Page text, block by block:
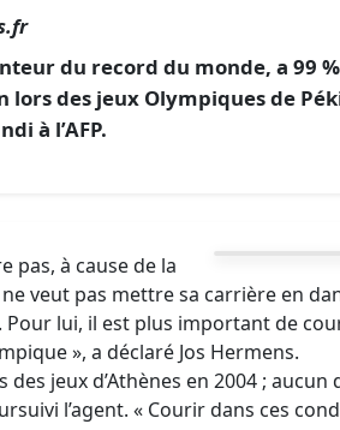
du record du monde, a 99
des jeux Olympiques de
à l’AFP.
pas, à cause de la
veut pas mettre sa carrière en
Pour lui, il est plus important de
», a déclaré Jos Hermens.
jeux d’Athènes en 2004 ; aucun
l’agent. « Courir dans ces